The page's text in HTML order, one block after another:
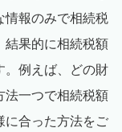
情報のみで相続税
結果的に相続税額
。例えば、どの財
法一つで相続税額
に合った方法をご